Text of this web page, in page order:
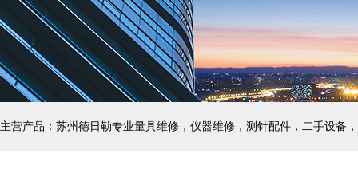
主营产品：苏州德日勒专业量具维修，仪器维修，测针配件，二手设备